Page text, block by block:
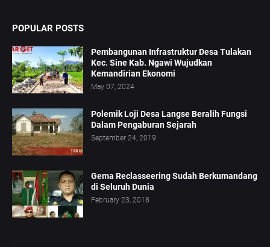
POPULAR POSTS
Pembangunan Infrastruktur Desa Tulakan
Kec. Sine Kab. Ngawi Wujudkan
Kemandirian Ekonomi
May 07, 2024
Polemik Loji Desa Langse Beralih Fungsi
Dalam Pengaburan Sejarah
September 24, 2019
Gema Reclasseering Sudah Berkumandang
di Seluruh Dunia
February 23, 2018